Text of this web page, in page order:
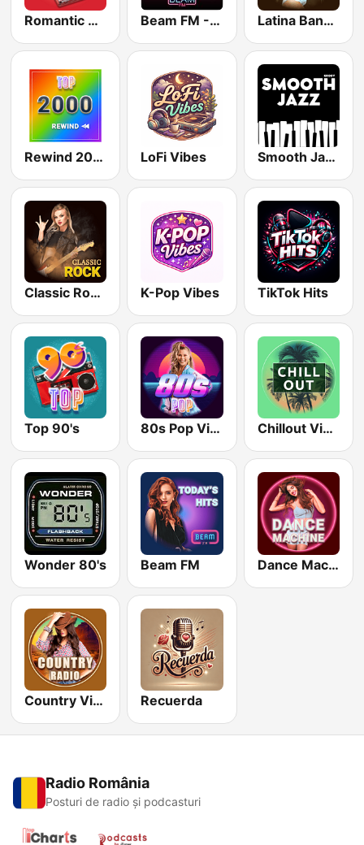
Romantic Vibes Beam FM - Adult Hits Latina Bandida!
Rewind 2000's LoFi Vibes Smooth Jazz - Groov
Classic Rock Station K-Pop Vibes TikTok Hits
Top 90's 80s Pop Vibes Chillout Vibes
Wonder 80's Beam FM Dance Machine
Country Vibes Recuerda
Radio România
Posturi de radio și podcasturi